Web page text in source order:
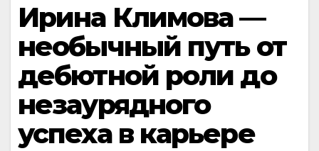
Ирина Климова —
необычный путь от
дебютной роли до
незаурядного
успеха в карьере